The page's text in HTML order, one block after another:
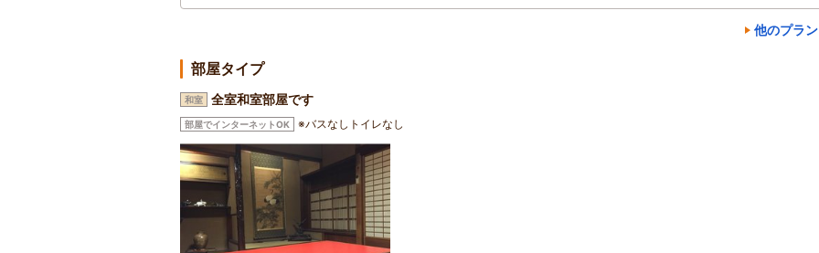
他のプラ
部屋タイプ
和室 全室和室部屋です
部屋でインターネットOK ※バスなしトイレなし